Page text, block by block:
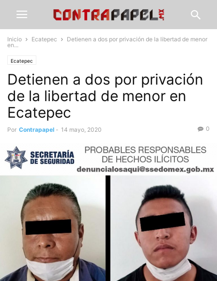
Inicio Ecatepec
Detienen a dos por privación de la libertad de menor
en...
Ecatepec
Detienen a dos por privación
de la libertad de menor en
Ecatepec
Por Contrapapel - 14 mayo, 2020 0